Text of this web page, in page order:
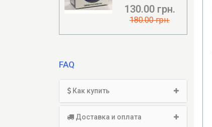
130.00 грн.
180.00 грн.
FAQ
Как купить
Доставка и оплата